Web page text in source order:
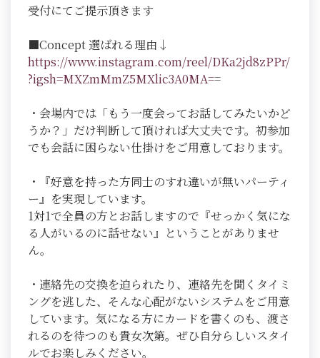
受付にてご提示頂きます
■Concept 選ばれる理由↓
https://www.instagram.com/reel/DKa2jd8zPPr/
?igsh=MXZmMmZ5MXlic3A0MA==
・会場内では「もう一度会ってお話してみたいかど
うか？」だけ判断して頂ければ大丈夫です。初参加
でも会話に困らない仕掛けをご用意しております。
・『好意を持った方同士のすれ違いが無いパーティ
ー』を実現しています。
1対1で全員の方とお話しますので『せっかく気にな
る人がいるのに話せない』ということがありませ
ん。
・連絡先の交換を迫られたり、連絡先を聞くタイミ
ングを逃した、そんな心配がないシステムをご用意
しています。気になる方にカードを書くのも、渡さ
れるのを待つのも貴女次第。ぜひ自分らしいスタイ
ルでお楽しみください。